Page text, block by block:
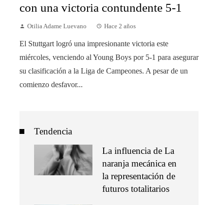
con una victoria contundente 5-1
Otilia Adame Luevano Hace 2 años
El Stuttgart logró una impresionante victoria este
miércoles, venciendo al Young Boys por 5-1 para asegurar
su clasificación a la Liga de Campeones. A pesar de un
comienzo desfavor...
Tendencia
La influencia de La
naranja mecánica en
la representación de
futuros totalitarios